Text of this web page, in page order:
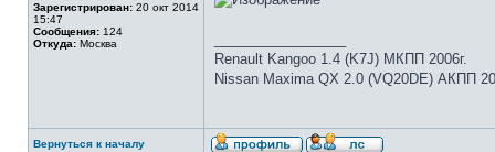
Зарегистрирован: 20 окт 2014
15:47
Сообщения: 124
Откуда: Москва
Renault Kangoo 1.4 (K7J) МКПП 2006г.
Nissan Maxima QX 2.0 (VQ20DE) АКПП
Вернуться к началу